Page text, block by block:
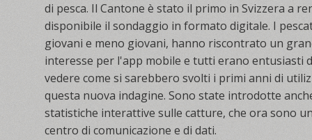
di pesca. Il Cantone è stato il primo in Svizzera a
disponibile il sondaggio in formato digitale. I
giovani e meno giovani, hanno riscontrato un
interesse per l'app mobile e tutti erano entusiasti
vedere come si sarebbero svolti i primi anni di
questa nuova indagine. Sono state introdotte
statistiche interattive sulle catture, che ora sono
centro di comunicazione e di dati.